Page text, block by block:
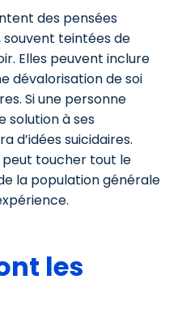
des pensées
teintées de
Elles peuvent inclure
dévalorisation de soi
Si une personne
solution à ses
d’idées suicidaires.
peut toucher tout le
la population générale
les